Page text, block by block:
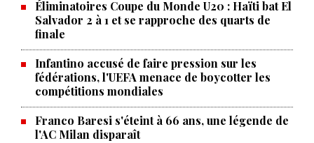
Éliminatoires Coupe du Monde U20 : Haïti bat El
Salvador 2 à 1 et se rapproche des quarts de
finale
Infantino accusé de faire pression sur les
fédérations, l'UEFA menace de boycotter les
compétitions mondiales
Franco Baresi s'éteint à 66 ans, une légende de
l'AC Milan disparaît